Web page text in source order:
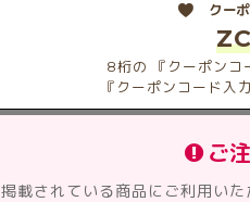
クー
8桁の 『クーポンコ
『クーポンコード入
ご
載されている商品にご利用い